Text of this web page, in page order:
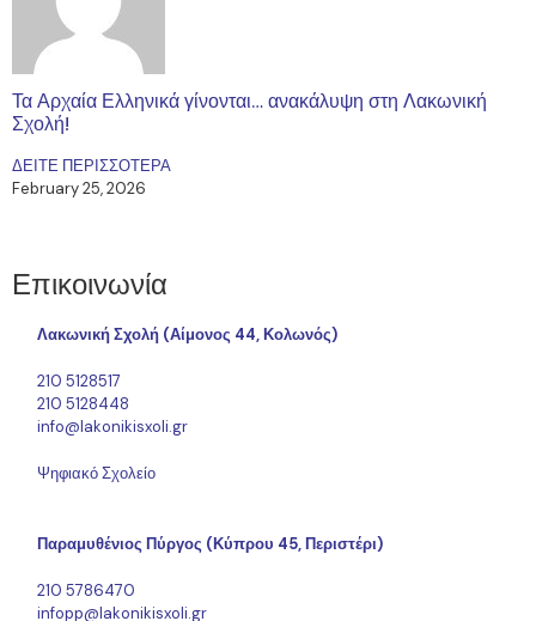
Τα Αρχαία Ελληνικά γίνονται… ανακάλυψη στη Λακωνική
Σχολή!
ΔΕΙΤΕ ΠΕΡΙΣΣΟΤΕΡΑ
February 25, 2026
Επικοινωνία
Λακωνική Σχολή (Αίμονος 44, Κολωνός)
210 5128517
210 5128448
info@lakonikisxoli.gr
Ψηφιακό Σχολείο
Παραμυθένιος Πύργος (Κύπρου 45, Περιστέρι)
210 5786470
infopp@lakonikisxoli.gr